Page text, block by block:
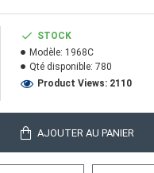
cubes
STOCK
Modèle: 1968C
Qté disponible: 780
Product Views: 2110
AJOUTER AU PANIER